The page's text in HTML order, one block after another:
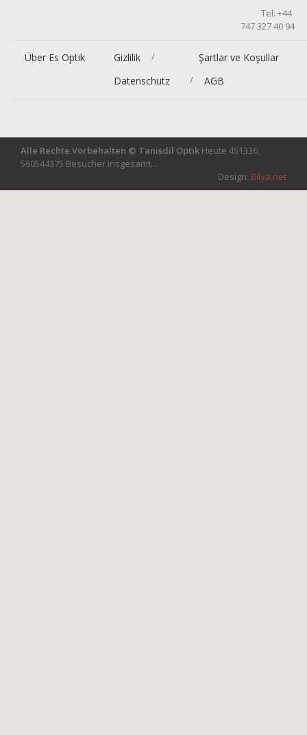
Tel: +44
747 327 40 94
Über Es Optik Gizlilik /
Datenschutz
Şartlar ve Koşullar
/ AGB
Alle Rechte Vorbehalten © Tanisdil Optik Heute 451336,
560544375 Besucher insgesamt...
Design: Bilya.net